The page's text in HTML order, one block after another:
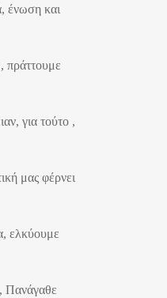
ένωση και
πράττουμε
για τούτο ,
μας φέρνει
ελκύουμε
Πανάγαθε